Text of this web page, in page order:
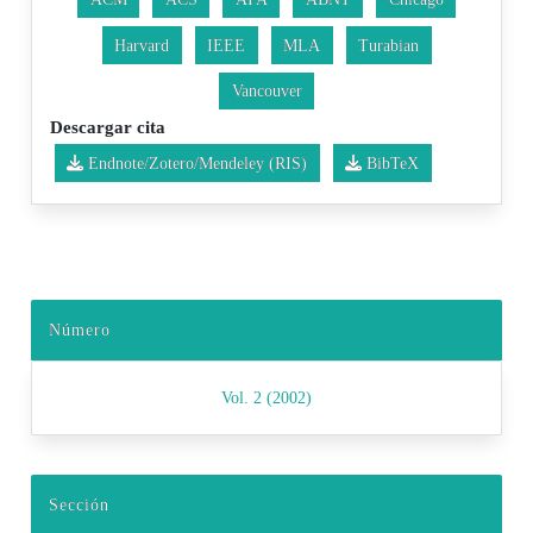
Harvard IEEE MLA Turabian
Vancouver
Descargar cita
Endnote/Zotero/Mendeley (RIS) BibTeX
Número
Vol. 2 (2002)
Sección